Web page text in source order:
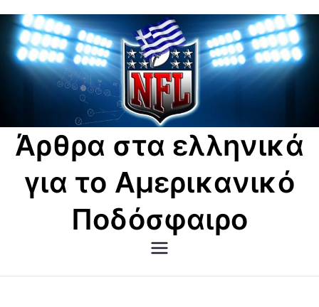
Μετάβαση
στο
περιεχόμενο
Άρθρα στα ελληνικά
για το Αμερικανικό
Ποδόσφαιρο